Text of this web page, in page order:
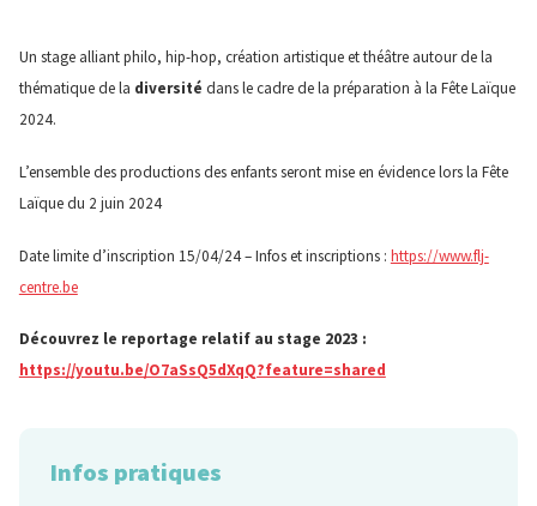
Un stage alliant philo, hip-hop, création artistique et théâtre autour de la
thématique de la diversité dans le cadre de la préparation à la Fête Laïque
2024.
L’ensemble des productions des enfants seront mise en évidence lors la Fête
Laïque du 2 juin 2024
Date limite d’inscription 15/04/24 – Infos et inscriptions : https://www.flj-
centre.be
Découvrez le reportage relatif au stage 2023 :
https://youtu.be/O7aSsQ5dXqQ?feature=shared
Infos pratiques